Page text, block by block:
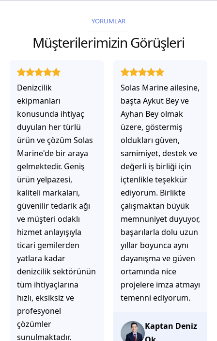
YORUMLAR
Müşterilerimizin Görüşleri
Solas Marine ailesine,
başta Aykut Bey ve
Ayhan Bey olmak
üzere, göstermiş
oldukları güven,
samimiyet, destek ve
değerli iş birliği için
içtenlikle teşekkür
ediyorum. Birlikte
çalışmaktan büyük
memnuniyet duyuyor,
başarılarla dolu uzun
yıllar boyunca aynı
dayanışma ve güven
ortamında nice
projelere imza atmayı
temenni ediyorum.
Kaptan Deniz
Solas Marine ile
çalıştığınızda,
işlerinin gerçekten
çözüm üretmeye
odaklı olduğunu
hemen fark
ediyorsunuz.
İhtiyaçlarınıza hızlı ve
doğru çözümler
sunmaya çalışıyorlar.
Müşteri
memnuniyetini ön
planda tutan
yaklaşımları, ilgili
iletişimleri ve
güvenilir hizmet
anlayışları sayesinde
başarılı bir ekip
olduklarını